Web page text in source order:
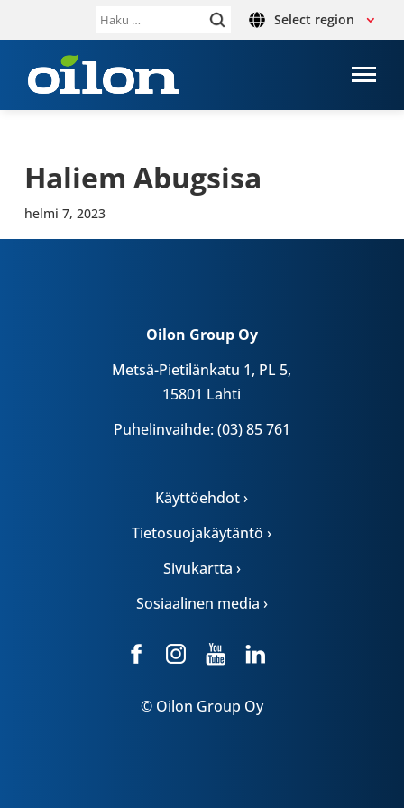
Haku: Select region
Haliem Abug­sisa
helmi 7, 2023
Oilon Group Oy
Metsä-Pietilänkatu 1, PL 5,
15801 Lahti
Puhelinvaihde: (03) 85 761
Käyttöehdot ›
Tietosuojakäytäntö ›
Sivukartta ›
Sosiaalinen media ›
© Oilon Group Oy